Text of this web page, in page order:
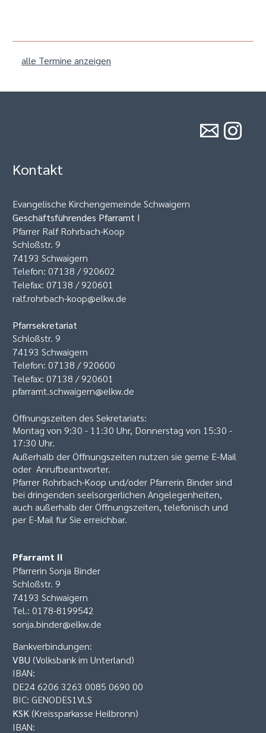
alle Termine anzeigen
Kontakt
Evangelische Kirchengemeinde Schwaigern
Geschäftsführendes Pfarramt I
Pfarrer Ralf Rohrbach-Koop
Schloßstr. 9
74193 Schwaigern
Telefon: 07138 / 920602
Telefax: 07138 / 920601
ralf.rohrbach-koop@elkw.de
Pfarrsekretariat
Schloßstr. 9
74193 Schwaigern
Telefon: 07138 / 920600
Telefax: 07138 / 920601
pfarramt.schwaigern@elkw.de
Öffnungszeiten des Sekretariats:
Montag von 9:30 - 11:30 Uhr, Donnerstag von 15:30 -
17:30 Uhr.
Außerhalb der Öffnungszeiten nutzen sie gerne E-Mail
oder Anrufbeantworter.
Pfarrer Rohrbach-Koop und/oder Pfarrerin Binder sind
bei dringenden seelsorgerlichen Angelegenheiten,
auch außerhalb der Öffnungszeiten, telefonisch und
per E-Mail für Sie erreichbar.
Pfarramt II
Pfarrerin Sonja Binder
Schloßstr. 9
74193 Schwaigern
Tel.: 0178-8199542
sonja.binder@elkw.de
Bankverbindungen:
VBU (Volksbank im Unterland)
IBAN:
DE24 6206 3263 0085 0690 00
BIC: GENODES1VLS
KSK (Kreissparkasse Heilbronn)
IBAN: